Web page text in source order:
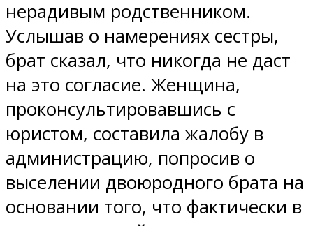
нерадивым родственником.
Услышав о намерениях сестры,
брат сказал, что никогда не даст
на это согласие. Женщина,
проконсультировавшись с
юристом, составила жалобу в
администрацию, попросив о
выселении двоюродного брата на
основании того, что фактически в